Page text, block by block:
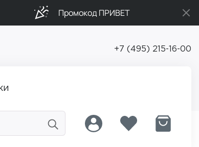
Промокод ПРИВЕТ
+7 (495) 215-16-00